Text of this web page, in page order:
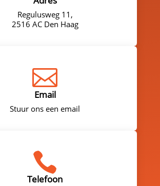
Regulusweg 11,
2516 AC Den Haag

Email
Stuur ons een email

Telefoon